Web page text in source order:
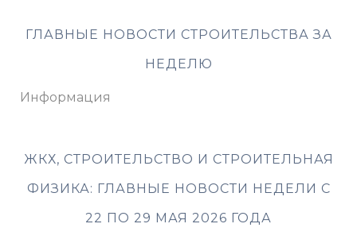
ГЛАВНЫЕ НОВОСТИ СТРОИТЕЛЬСТВА ЗА
НЕДЕЛЮ
Информация
ЖКХ, СТРОИТЕЛЬСТВО И СТРОИТЕЛЬНАЯ
ФИЗИКА: ГЛАВНЫЕ НОВОСТИ НЕДЕЛИ С
22 ПО 29 МАЯ 2026 ГОДА